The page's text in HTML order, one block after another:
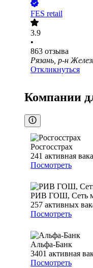
FES retail
3.9
•
863 отзыва
Рязань, р-н
Откликнуться
Компании
Росгосстрах
241 активная
Посмотреть
РИВ ГОШ, Сеть
257 активных
Посмотреть
Альфа-Банк
3401 активная
Посмотреть